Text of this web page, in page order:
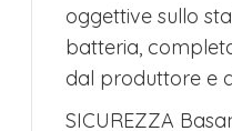
oggettive sullo
batteria,
dal produttore e
SICUREZZA